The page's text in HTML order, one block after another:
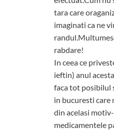
tara care
imaginati ca ne
rabdare!
In ceea ce
ieftin) anul
faca tot posibilul
in bucuresti care
din acelasi
medicamentele